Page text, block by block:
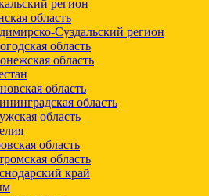
регион
область
Суздальский регион
область
область
область
область
область
область
область
край